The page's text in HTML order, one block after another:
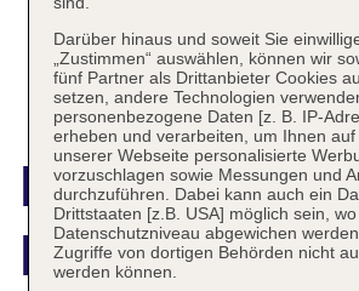
Louvre
Darüber hinaus und soweit Sie
„Zustimmen“ auswählen, können wir
fünf Partner als Drittanbieter Cookies
setzen, andere Technologien
personenbezogene Daten [z. B. IP-
erheben und verarbeiten, um Ihnen
unserer Webseite personalisierte
vorzuschlagen sowie Messungen und
durchzuführen. Dabei kann auch ein
Drittstaaten [z.B. USA] möglich sein,
Datenschutzniveau abgewichen
Zugriffe von dortigen Behörden nicht
werden können.